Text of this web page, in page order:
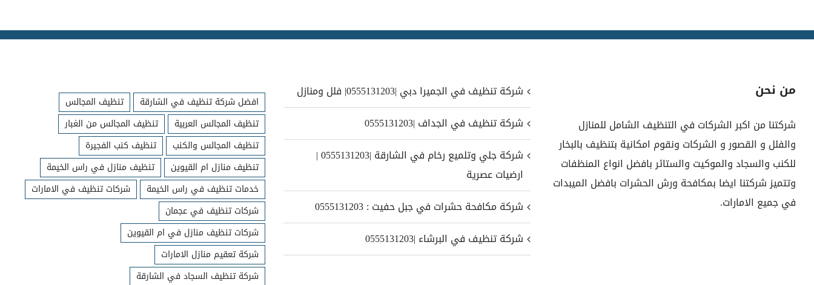
من نحن
شركتنا من اكبر الشركات في التنظيف الشامل للمنازل
والفلل و القصور و الشركات ونقوم امكانية بتنظيف بالبخار
للكنب والسجاد والموكيت والستائر بافضل انواع المنظفات
وتتميز شركتنا ايضا بمكافحة ورش الحشرات بافضل الميبدات
في جميع الامارات.
شركة تنظيف في الجميرا دبي |0555131203| فلل ومنازل
شركة تنظيف في الجداف |0555131203
شركة جلي وتلميع رخام في الشارقة |0555131203 |
ارضيات عصرية
شركة مكافحة حشرات في جبل حفيت : 0555131203
شركة تنظيف في البرشاء |0555131203
افضل شركة تنظيف في الشارقة
تنظيف المجالس
تنظيف المجالس العربية
تنظيف المجالس من الغبار
تنظيف المجالس والكنب
تنظيف كنب الفجيرة
تنظيف منازل ام القيوين
تنظيف منازل في راس الخيمة
خدمات تنظيف في راس الخيمة
شركات تنظيف في الامارات
شركات تنظيف في عجمان
شركات تنظيف منازل في ام القيوين
شركة تعقيم منازل الامارات
شركة تنظيف السجاد في الشارقة